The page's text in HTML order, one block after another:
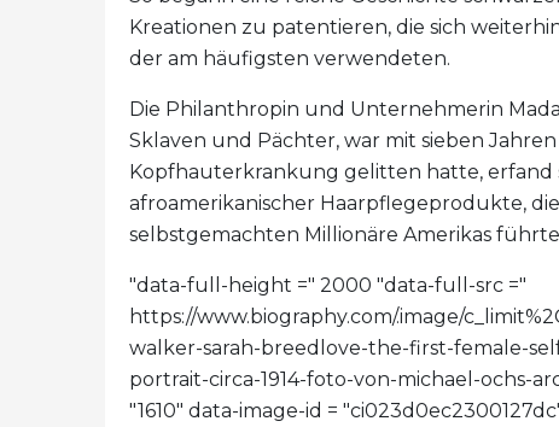
Kreationen zu patentieren, die sich
der am häufigsten verwendeten.
Die Philanthropin und Unternehmerin
Sklaven und Pächter, war mit sieben
Kopfhauterkrankung gelitten hatte, erfand
afroamerikanischer Haarpflegeprodukte,
selbstgemachten Millionäre Amerikas
"data-full-height =" 2000 "data-full-src ="
https://www.biography.com/.image/
walker-sarah-breedlove-the-first-female-
portrait-circa-1914-foto-von-michael-ochs-
"1610" data-image-id =